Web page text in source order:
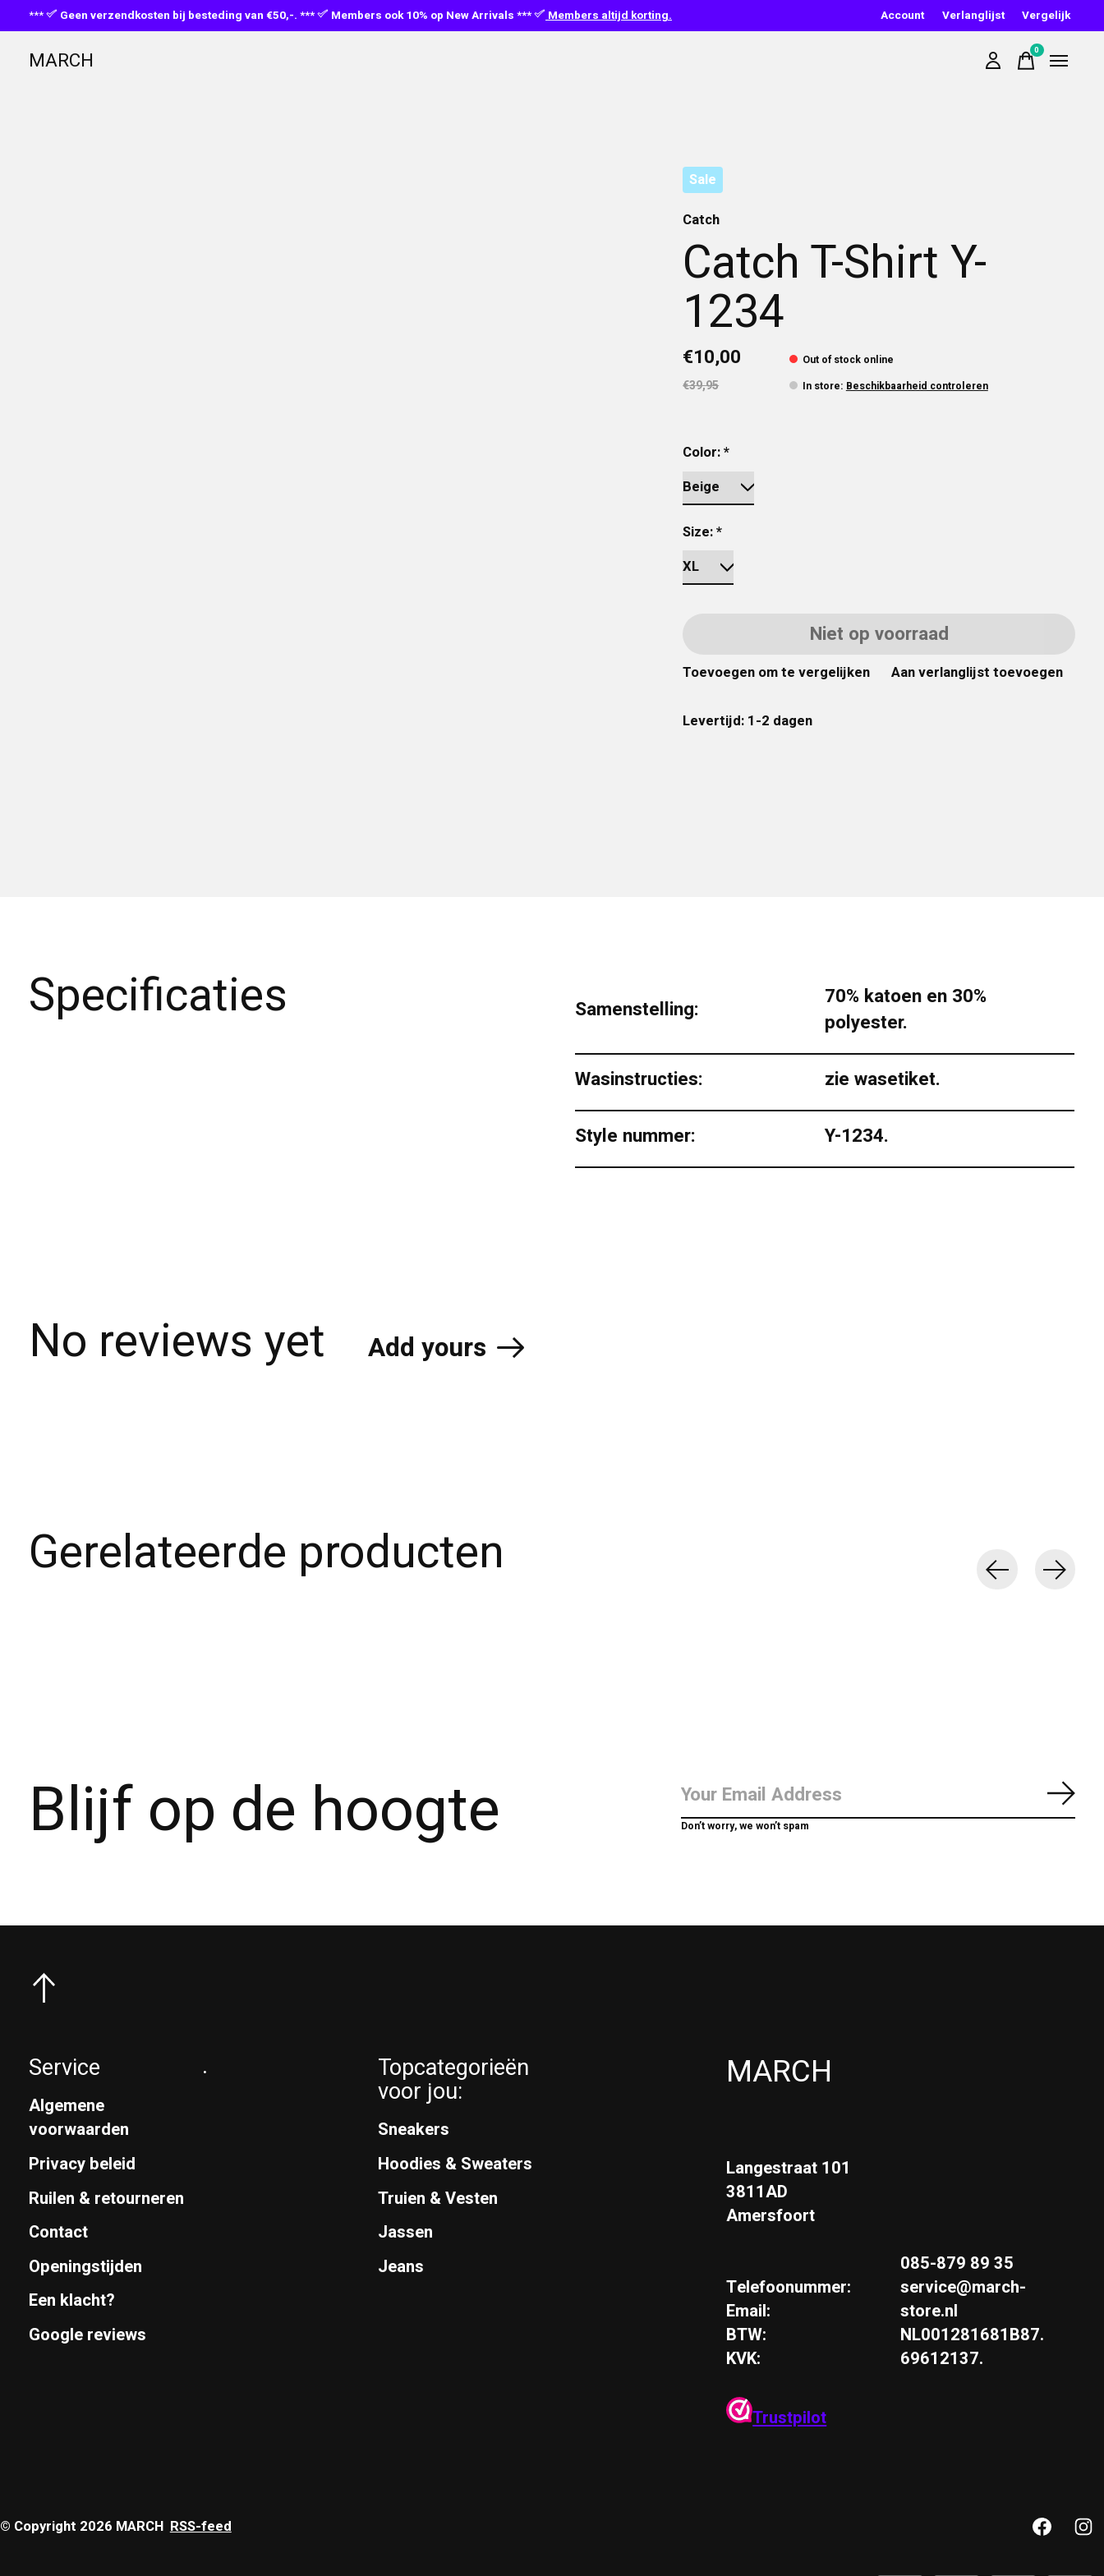
*** Geen verzendkosten bij besteding van €50,-. *** Members ook 10% op New Arrivals *** Members altijd korting. Account Verlanglijst Vergelijk
MARCH 0items
Sale
Catch
Catch T-Shirt Y-
1234
€10,00
€39,95
Out of stock online
In store: Beschikbaarheid controleren
Color:*
Size:*
Niet op voorraad
Toevoegen om te vergelijken Aan verlanglijst toevoegen
Levertijd: 1-2 dagen
Specificaties Samenstelling:
70% katoen en 30%
polyester.
Wasinstructies: zie wasetiket.
Style nummer: Y-1234.
No reviews yet Add yours
Gerelateerde producten
Blijf op de hoogte Don’t worry, we won’t spam
Service
Algemene
voorwaarden
Privacy beleid
Ruilen & retourneren
Contact
Openingstijden
Een klacht?
Google reviews
. Topcategorieën
voor jou:
Sneakers
Hoodies & Sweaters
Truien & Vesten
Jassen
Jeans
MARCH
Langestraat 101
3811AD
Amersfoort
Telefoonummer:
Email:
BTW:
KVK:
085-879 89 35
service@march-
store.nl
NL001281681B87.
69612137.
Trustpilot
© Copyright 2026 MARCH RSS-feed